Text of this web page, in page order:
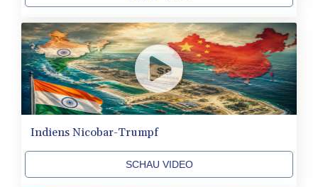
1577.963717
NIO 42.419473
NOK 10.99759
NPR 175.501819
NZD 1.966719
OMR 0.442445
PAB 1.152686
PEN 3.903651
PGK 5.093937
PKR 320.014324
PLN 4.299905
Indiens Nicobar-Trumpf
SCHAU VIDEO